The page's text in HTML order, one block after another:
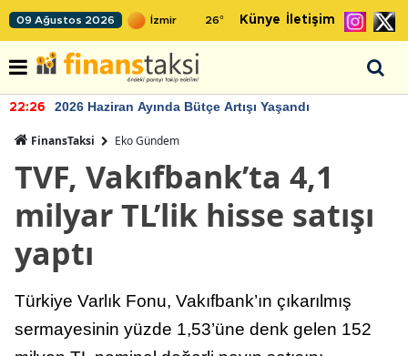
09 Ağustos 2026 26° Künye İletişim
22:26 2026 Haziran Ayında Bütçe Artışı Yaşandı
FinansTaksi Eko Gündem
TVF, Vakıfbank’ta 4,1
milyar TL’lik hisse satışı
yaptı
Türkiye Varlık Fonu, Vakıfbank’ın çıkarılmış
sermayesinin yüzde 1,53’üne denk gelen 152